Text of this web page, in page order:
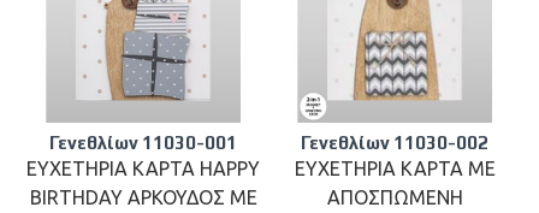
Γενεθλίων 11030-001
ΕΥΧΕΤΗΡΙΑ ΚΑΡΤΑ HAPPY
BIRTHDAY ΑΡΚΟΥΔΟΣ ΜΕ
Γενεθλίων 11030-002
ΕΥΧΕΤΗΡΙΑ ΚΑΡΤΑ ΜΕ
ΑΠΟΣΠΩΜΕΝΗ